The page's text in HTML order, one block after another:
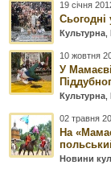
19 січня
Сьогодні
Культурна ,
10 жовтня
У
Культурна ,
02 травня
На
Новини